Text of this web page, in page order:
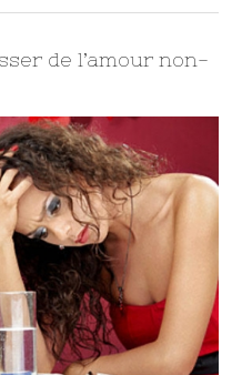
de l’amour non-